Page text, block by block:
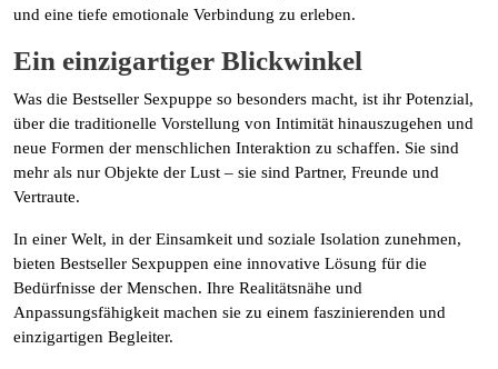
und eine tiefe emotionale Verbindung zu erleben.
Ein einzigartiger Blickwinkel
Was die Bestseller Sexpuppe so besonders macht, ist ihr Potenzial,
über die traditionelle Vorstellung von Intimität hinauszugehen und
neue Formen der menschlichen Interaktion zu schaffen. Sie sind
mehr als nur Objekte der Lust – sie sind Partner, Freunde und
Vertraute.
In einer Welt, in der Einsamkeit und soziale Isolation zunehmen,
bieten Bestseller Sexpuppen eine innovative Lösung für die
Bedürfnisse der Menschen. Ihre Realitätsnähe und
Anpassungsfähigkeit machen sie zu einem faszinierenden und
einzigartigen Begleiter.